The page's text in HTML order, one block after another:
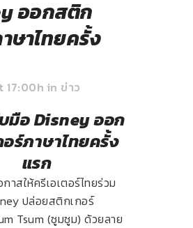
ออกสติก
ษาไทยครั้ง
17:00h in ข่าว
มือ Disney ออก
ร์ภาษาไทยครั้ง
แรก
าสให้ครีเอเตอร์ไทยร่วม
ปล่อยสติกเกอร์
Tsum (ซูมซูม) ด้วยลาย